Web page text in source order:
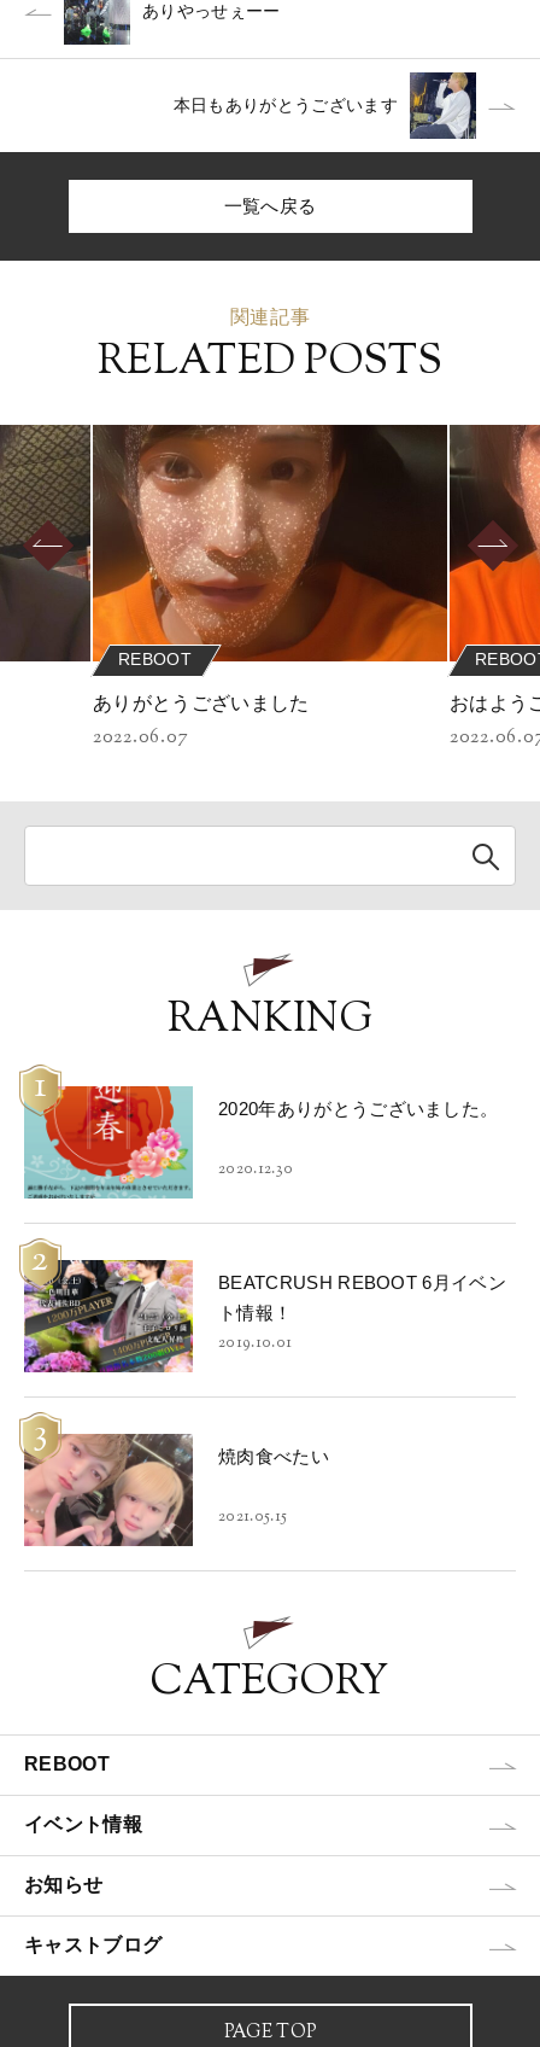
ありやっせぇーー
本日もありがとうございます
一覧へ戻る
関連記事
RELATED POSTS
REBOOT
ありがとうございました
2022.06.07
おはよう
RANKING
1 2020年ありがとうございました。
2020.12.30
2
BEATCRUSH REBOOT 6月イベン
ト情報！
2019.10.01
3 焼肉食べたい
2021.05.15
CATEGORY
REBOOT
イベント情報
お知らせ
キャストブログ
PAGE TOP